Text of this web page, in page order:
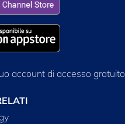
account di accesso gratuito